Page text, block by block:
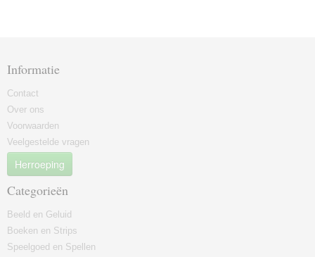
Informatie
Contact
Over ons
Voorwaarden
Veelgestelde vragen
Herroeping
Categorieën
Beeld en Geluid
Boeken en Strips
Speelgoed en Spellen